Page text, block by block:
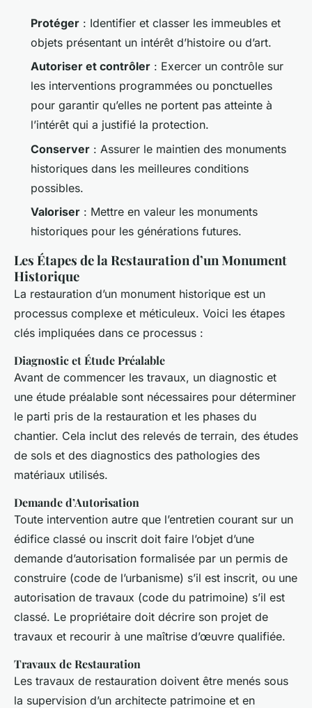
Protéger : Identifier et classer les immeubles et
objets présentant un intérêt d’histoire ou d’art.
Autoriser et contrôler : Exercer un contrôle sur
les interventions programmées ou ponctuelles
pour garantir qu’elles ne portent pas atteinte à
l’intérêt qui a justifié la protection.
Conserver : Assurer le maintien des monuments
historiques dans les meilleures conditions
possibles.
Valoriser : Mettre en valeur les monuments
historiques pour les générations futures.
Les Étapes de la Restauration d’un Monument
Historique
La restauration d’un monument historique est un
processus complexe et méticuleux. Voici les étapes
clés impliquées dans ce processus :
Diagnostic et Étude Préalable
Avant de commencer les travaux, un diagnostic et
une étude préalable sont nécessaires pour déterminer
le parti pris de la restauration et les phases du
chantier. Cela inclut des relevés de terrain, des études
de sols et des diagnostics des pathologies des
matériaux utilisés.
Demande d’Autorisation
Toute intervention autre que l’entretien courant sur un
édifice classé ou inscrit doit faire l’objet d’une
demande d’autorisation formalisée par un permis de
construire (code de l’urbanisme) s’il est inscrit, ou une
autorisation de travaux (code du patrimoine) s’il est
classé. Le propriétaire doit décrire son projet de
travaux et recourir à une maîtrise d’œuvre qualifiée.
Travaux de Restauration
Les travaux de restauration doivent être menés sous
la supervision d’un architecte patrimoine et en